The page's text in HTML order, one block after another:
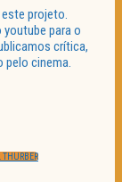
projeto.
para o
crítica,
pelo cinema.
THURBER